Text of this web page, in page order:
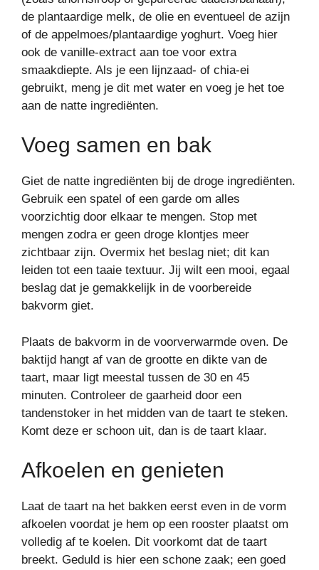
de plantaardige melk, de olie en eventueel de azijn
of de appelmoes/plantaardige yoghurt. Voeg hier
ook de vanille-extract aan toe voor extra
smaakdiepte. Als je een lijnzaad- of chia-ei
gebruikt, meng je dit met water en voeg je het toe
aan de natte ingrediënten.
Voeg samen en bak
Giet de natte ingrediënten bij de droge ingrediënten.
Gebruik een spatel of een garde om alles
voorzichtig door elkaar te mengen. Stop met
mengen zodra er geen droge klontjes meer
zichtbaar zijn. Overmix het beslag niet; dit kan
leiden tot een taaie textuur. Jij wilt een mooi, egaal
beslag dat je gemakkelijk in de voorbereide
bakvorm giet.
Plaats de bakvorm in de voorverwarmde oven. De
baktijd hangt af van de grootte en dikte van de
taart, maar ligt meestal tussen de 30 en 45
minuten. Controleer de gaarheid door een
tandenstoker in het midden van de taart te steken.
Komt deze er schoon uit, dan is de taart klaar.
Afkoelen en genieten
Laat de taart na het bakken eerst even in de vorm
afkoelen voordat je hem op een rooster plaatst om
volledig af te koelen. Dit voorkomt dat de taart
breekt. Geduld is hier een schone zaak; een goed